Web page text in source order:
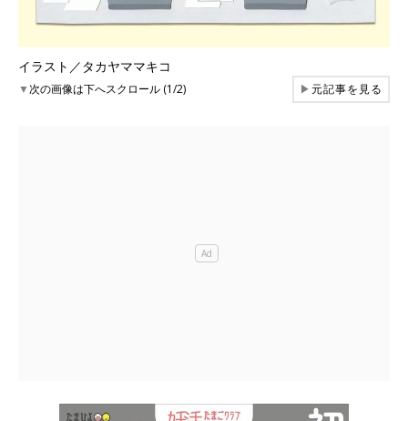
イラスト／タカヤママキコ
▼次の画像は下へスクロール (1/2) ▶元記事を見る